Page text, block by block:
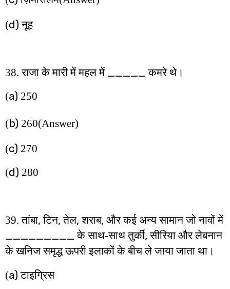
(d)नूह
38. राजा के मारी में महल में _____कमरे थे।
(a) 250
(b) 260(Answer)
(c) 270
(d) 280
39. तांबा,टिन,तेल,शराब, और कई अन्य सामान जो नावों में
_________के साथ-साथ तुर्की,सीरिया और लेबनान
के खनिज समृद्ध ऊपरी इलाकों के बीच ले जाया जाता था।
(a)टाइग्रिस